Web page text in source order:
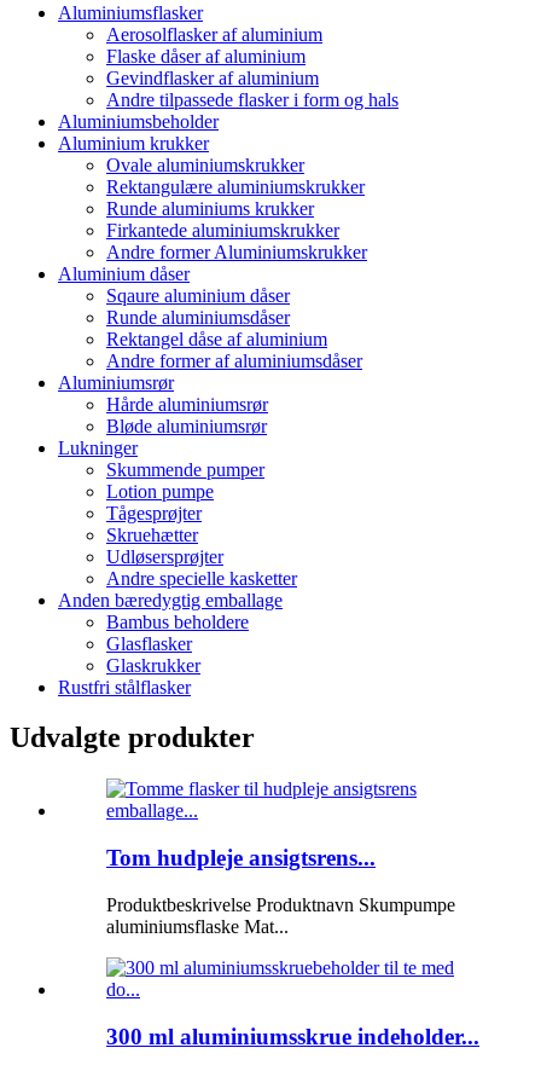
Aluminiumsflasker
Aerosolflasker af aluminium
Flaske dåser af aluminium
Gevindflasker af aluminium
Andre tilpassede flasker i form og hals
Aluminiumsbeholder
Aluminium krukker
Ovale aluminiumskrukker
Rektangulære aluminiumskrukker
Runde aluminiums krukker
Firkantede aluminiumskrukker
Andre former Aluminiumskrukker
Aluminium dåser
Sqaure aluminium dåser
Runde aluminiumsdåser
Rektangel dåse af aluminium
Andre former af aluminiumsdåser
Aluminiumsrør
Hårde aluminiumsrør
Bløde aluminiumsrør
Lukninger
Skummende pumper
Lotion pumpe
Tågesprøjter
Skruehætter
Udløsersprøjter
Andre specielle kasketter
Anden bæredygtig emballage
Bambus beholdere
Glasflasker
Glaskrukker
Rustfri stålflasker
Udvalgte produkter
Tom hudpleje ansigtsrens...
Produktbeskrivelse Produktnavn Skumpumpe
aluminiumsflaske Mat...
300 ml aluminiumsskrue indeholder...